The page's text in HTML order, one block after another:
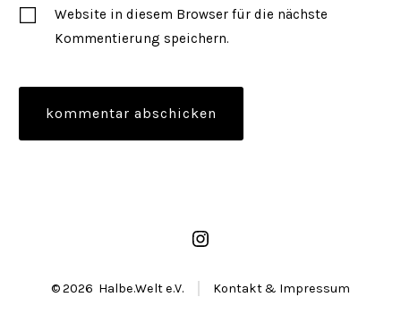
Website in diesem Browser für die nächste
Kommentierung speichern.
Öffne
in
© 2026 Halbe.Welt e.V. Kontakt & Impressum